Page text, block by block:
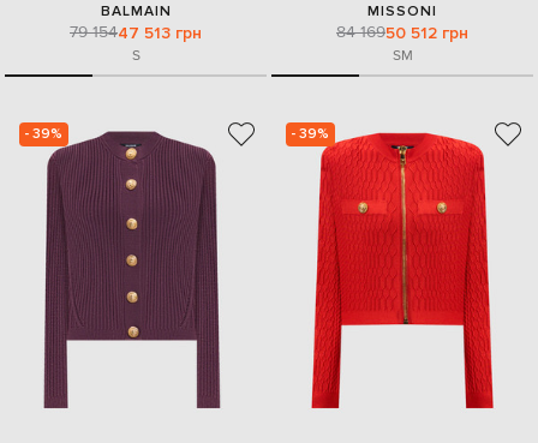
BALMAIN
79 15447 513 грн
S
MISSONI
84 16950 512 грн
SM
- 39% - 39%